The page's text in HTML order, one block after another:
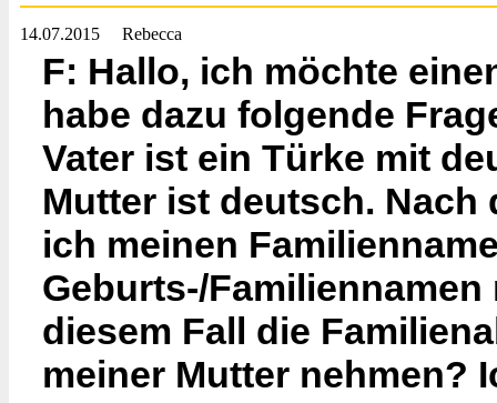
14.07.2015 Rebecca
F: Hallo, ich möchte
habe dazu folgende
Vater ist ein Türke mit
Mutter ist deutsch. Nach
ich meinen
Geburts-/
diesem Fall die
meiner Mutter nehmen?